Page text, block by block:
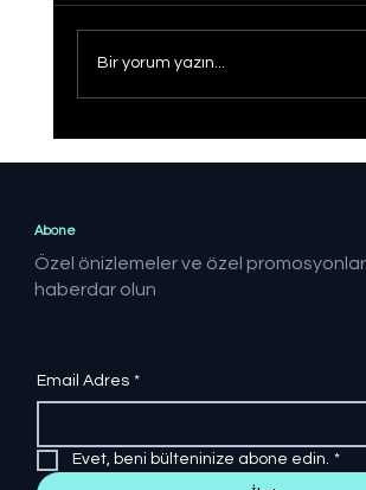
Bir yorum yazın...
Abone
Özel önizlemeler ve özel
haberdar olun
Email Adres *
Evet, beni bülteninize abone edin. *